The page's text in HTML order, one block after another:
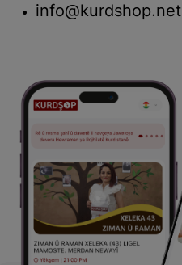
info@kurdshop.net